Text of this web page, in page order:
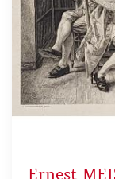
Ernest